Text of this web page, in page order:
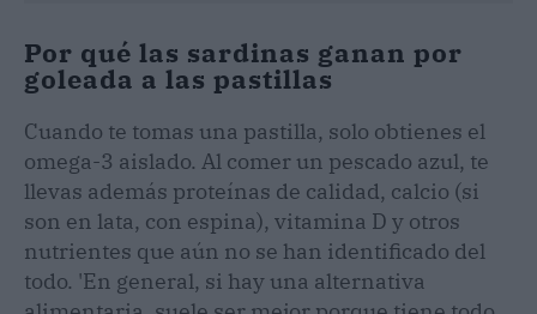
Por qué las sardinas ganan por
goleada a las pastillas
Cuando te tomas una pastilla, solo obtienes el
omega-3 aislado. Al comer un pescado azul, te
llevas además proteínas de calidad, calcio (si
son en lata, con espina), vitamina D y otros
nutrientes que aún no se han identificado del
todo. 'En general, si hay una alternativa